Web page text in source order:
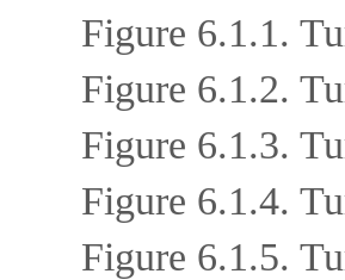
Figure 6.1.1.
Figure 6.1.2.
Figure 6.1.3.
Figure 6.1.4.
Figure 6.1.5.